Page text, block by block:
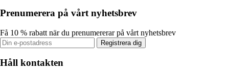
Prenumerera på vårt nyhetsbrev
Få 10 % rabatt när du prenumererar på vårt nyhetsbrev
Registrera dig
Håll kontakten